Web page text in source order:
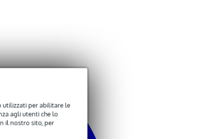
utilizzati per abilitare le
agli utenti che lo
il nostro sito, per
di prossimità, interruttore di